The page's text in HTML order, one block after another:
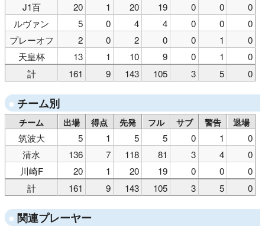
J1百
20 1 20 19 0 0
0
ルヴァン
5 0 4 4 0 0
0
プレーオフ
2 0 2 0 0 1
0
天皇杯
13 1 10 9 0 1
0
計
161 9 143 105 3 5 0
チーム別
チーム 出場 得点 先発 フル サブ 警告 退場
筑波大 5 1 5 5 0 1
0
清水
136 7 118 81 3 4
0
川崎F
20 1 20 19 0 0
0
計
161 9 143 105 3 5 0
関連プレーヤー